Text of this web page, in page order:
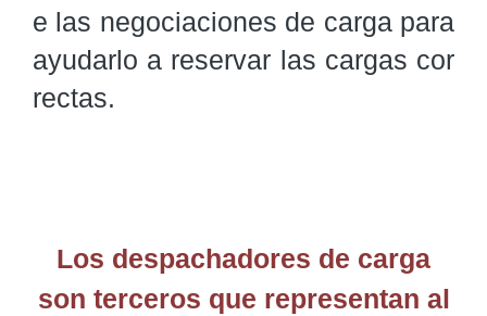
e las negociaciones de carga para
ayudarlo a reservar las cargas cor
rectas.
Los despachadores de carga
son terceros que representan al